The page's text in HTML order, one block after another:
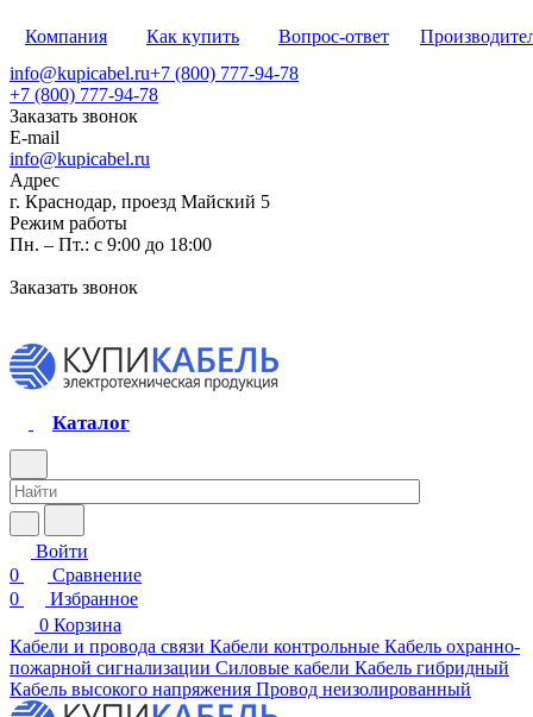
Компания Как купить Вопрос-ответ
info@kupicabel.ru+7 (800) 777-94-78
+7 (800) 777-94-78
Заказать звонок
E-mail
info@kupicabel.ru
Адрес
г. Краснодар, проезд Майский 5
Режим работы
Пн. – Пт.: с 9:00 до 18:00
Заказать звонок
Каталог
Войти
0
Сравнение
0
Избранное
0 Корзина
Кабели и провода связи Кабели контрольные Кабель охранно-
пожарной сигнализации Силовые кабели Кабель гибридный
Кабель высокого напряжения Провод неизолированный